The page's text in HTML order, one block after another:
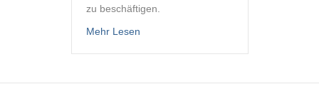
zu beschäftigen.
Mehr Lesenabout Blitzschutz